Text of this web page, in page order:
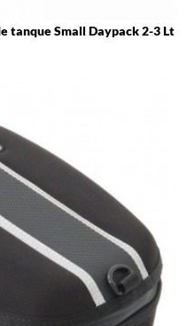
tanque Small Daypack 2-3 Lt